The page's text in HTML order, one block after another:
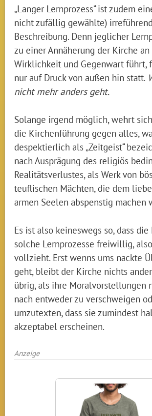
„Langer Lernprozess“ ist zudem
nicht zufällig gewählte)
Beschreibung. Denn jeglicher
zu einer Annäherung der Kirche an
Wirklichkeit und Gegenwart führt,
nur auf Druck von außen hin statt.
nicht mehr anders geht.
Solange irgend möglich, wehrt
die Kirchenführung gegen alles,
despektierlich als „Zeitgeist“
nach Ausprägung des religiös
Realitätsverlustes, als Werk von
teuflischen Mächten, die dem
armen Seelen abspenstig machen
Es ist also keineswegs so, dass die
solche Lernprozesse freiwillig, also
vollzieht. Erst wenns ums nackte
geht, bleibt der Kirche nichts
übrig, als ihre Moralvorstellungen
nach entweder zu verschweigen
umzutexten, dass sie zumindest
akzeptabel erscheinen.
Anzeige